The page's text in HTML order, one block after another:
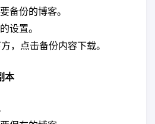
备份的博客。
设置。
，点击备份内容下载。
本